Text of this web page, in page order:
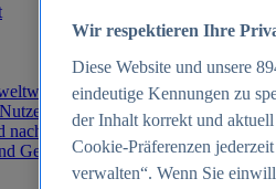
2012-2025
weltweit 2025
nach Generationen 2025
Geschlecht in Deutschland 2025
Wir respektieren Ihre
Diese Website und unsere
eindeutige Kennungen zu
der Inhalt korrekt und
Cookie-Präferenzen
verwalten“. Wenn Sie